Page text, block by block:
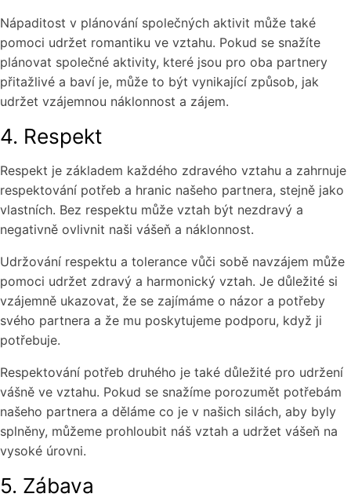
Nápaditost v plánování společných aktivit může také
pomoci udržet romantiku ve vztahu. Pokud se snažíte
plánovat společné aktivity, které jsou pro oba partnery
přitažlivé a baví je, může to být vynikající způsob, jak
udržet vzájemnou náklonnost a zájem.
4. Respekt
Respekt je základem každého zdravého vztahu a zahrnuje
respektování potřeb a hranic našeho partnera, stejně jako
vlastních. Bez respektu může vztah být nezdravý a
negativně ovlivnit naši vášeň a náklonnost.
Udržování respektu a tolerance vůči sobě navzájem může
pomoci udržet zdravý a harmonický vztah. Je důležité si
vzájemně ukazovat, že se zajímáme o názor a potřeby
svého partnera a že mu poskytujeme podporu, když ji
potřebuje.
Respektování potřeb druhého je také důležité pro udržení
vášně ve vztahu. Pokud se snažíme porozumět potřebám
našeho partnera a děláme co je v našich silách, aby byly
splněny, můžeme prohloubit náš vztah a udržet vášeň na
vysoké úrovni.
5. Zábava